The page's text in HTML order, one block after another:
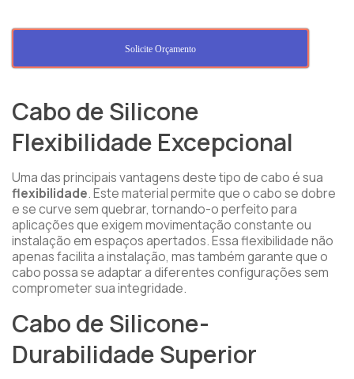
Solicite Orçamento
Cabo de Silicone
Flexibilidade Excepcional
Uma das principais vantagens deste tipo de cabo é sua
flexibilidade. Este material permite que o cabo se dobre
e se curve sem quebrar, tornando-o perfeito para
aplicações que exigem movimentação constante ou
instalação em espaços apertados. Essa flexibilidade não
apenas facilita a instalação, mas também garante que o
cabo possa se adaptar a diferentes configurações sem
comprometer sua integridade.
Cabo de Silicone-
Durabilidade Superior